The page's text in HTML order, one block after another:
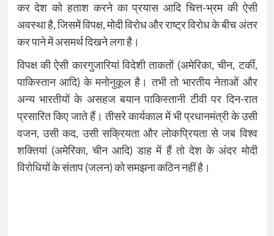
कर देश को हताश करने का प्रयास आदि चित्त-भ्रम की ऐसी
अवस्था है, जिसमें विपक्ष, मोदी विरोध और राष्ट्र विरोध के बीच अंतर
कर पाने में असमर्थ दिखने लगा है।
विपक्ष की ऐसी कारगुजारियां विदेशी ताकतों (अमेरिका, चीन, टर्की,
पाकिस्तान आदि) के मनोनुकूल है। तभी तो भारतीय नेताओं और
अन्य भारतीयों के असहज बयान पाकिस्तानी टीवी पर दिन-रात
प्रसारित किए जाते हैं। तीसरे कार्यकाल में भी प्रधानमंत्री के उसी
वजन, उसी कद, उसी सक्रियता और लोकप्रियता से जब विश्व
शक्तियां (अमेरिका, चीन आदि) डाह में हैं तो देश के अंदर मोदी
विरोधियों के संताप (जलन) को समझना कठिन नहीं है।